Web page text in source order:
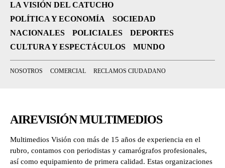
LA VISIÓN DEL CATUCHO
POLÍTICA Y ECONOMÍA
SOCIEDAD
NACIONALES
POLICIALES
DEPORTES
CULTURA Y ESPECTÁCULOS
MUNDO
NOSOTROS COMERCIAL RECLAMOS CIUDADANO
AIREVISIÓN MULTIMEDIOS
Multimedios Visión con más de 15 años de experiencia en el
rubro, contamos con periodistas y camarógrafos profesionales,
así como equipamiento de primera calidad. Estas organizaciones